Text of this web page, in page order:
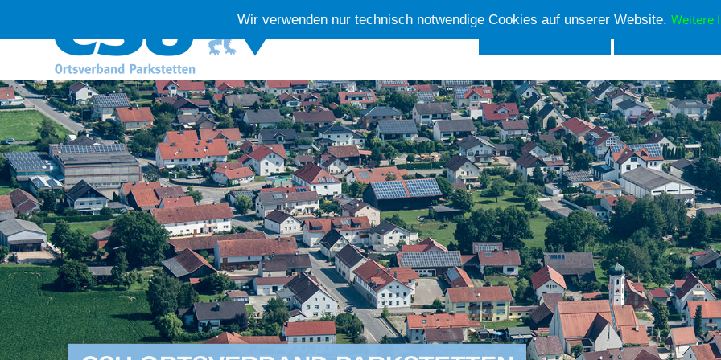
Aktuelles
Wir verwenden nur technisch notwendige Cookies auf unserer Website. Weitere